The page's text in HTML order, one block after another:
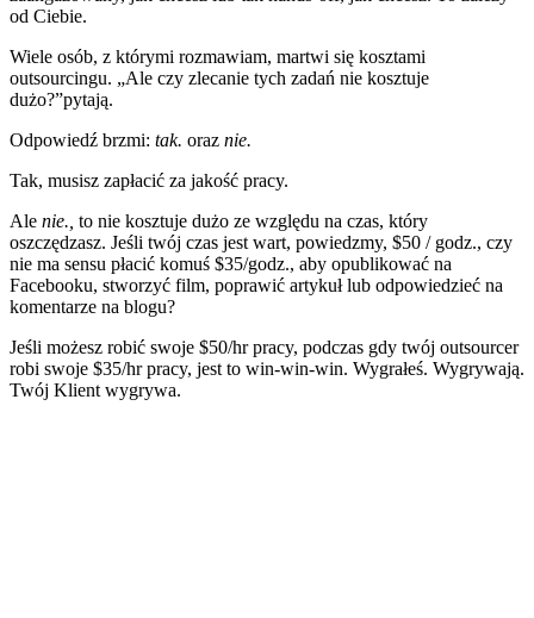
od Ciebie.
Wiele osób, z którymi rozmawiam, martwi się kosztami
outsourcingu. „Ale czy zlecanie tych zadań nie kosztuje
dużo?”pytają.
Odpowiedź brzmi: tak. oraz nie.
Tak, musisz zapłacić za jakość pracy.
Ale nie., to nie kosztuje dużo ze względu na czas, który
oszczędzasz. Jeśli twój czas jest wart, powiedzmy, $50 / godz., czy
nie ma sensu płacić komuś $35/godz., aby opublikować na
Facebooku, stworzyć film, poprawić artykuł lub odpowiedzieć na
komentarze na blogu?
Jeśli możesz robić swoje $50/hr pracy, podczas gdy twój outsourcer
robi swoje $35/hr pracy, jest to win-win-win. Wygrałeś. Wygrywają.
Twój Klient wygrywa.